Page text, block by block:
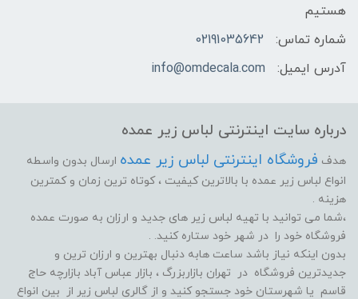
هستیم
شماره تماس:
02191035642
آدرس ایمیل:
info@omdecala.com
درباره سایت اینترنتی لباس زیر عمده
هدف فروشگاه اینترنتی لباس زیر عمده ارسال بدون واسطه
انواع لباس زیر عمده با بالاترین کیفیت ، کوتاه ترین زمان و کمترین
هزینه .
،شما می توانید با تهیه لباس زیر های جدید و ارزان به صورت عمده
فروشگاه خود را در شهر خود ستاره کنید. .
بدون اینکه نیاز باشد ساعت هابه دنبال بهترین و ارزان ترین و
جدیدترین فروشگاه در تهران بازاربزرگ ، بازار عباس آباد بازارچه حاج
قاسم یا شهرستان خود جستجو کنید و از گالری لباس زیر از بین انواع